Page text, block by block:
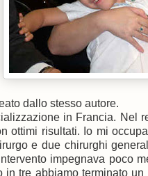
dallo stesso autore.
in Francia. Nel
ottimi risultati. Io mi
e due chirurghi
impegnava poco
tre abbiamo terminato